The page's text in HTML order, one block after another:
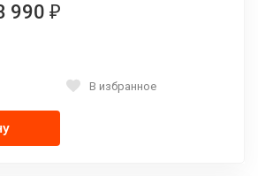
990 ₽
В избранное